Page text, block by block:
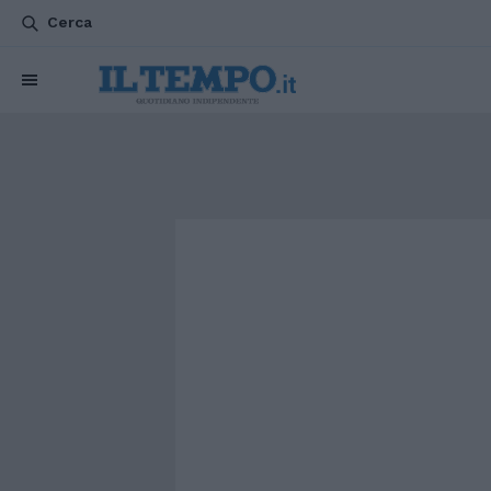
Cerca